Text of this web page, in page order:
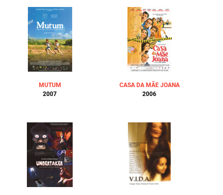
MUTUM
2007
CASA DA MÃE JOANA
2006